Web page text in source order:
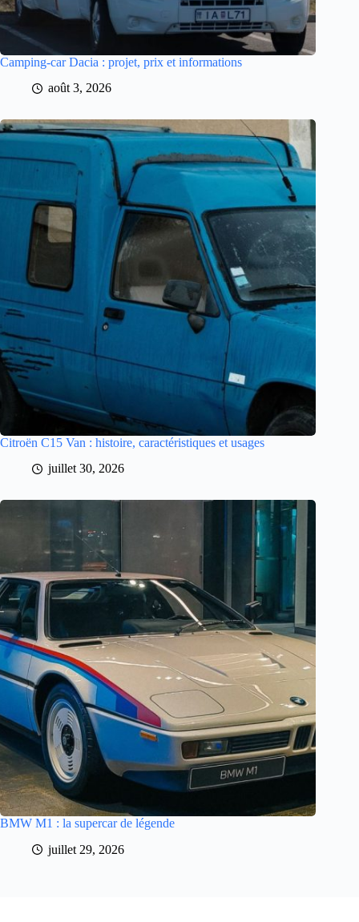
Camping-car Dacia : projet, prix et informations
août 3, 2026
Citroën C15 Van : histoire, caractéristiques et usages
juillet 30, 2026
BMW M1 : la supercar de légende
juillet 29, 2026